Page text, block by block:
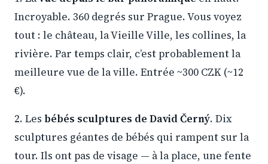
Incroyable. 360 degrés sur Prague. Vous voyez
tout : le château, la Vieille Ville, les collines, la
rivière. Par temps clair, c’est probablement la
meilleure vue de la ville. Entrée ~300 CZK (~12
€).
2. Les bébés sculptures de David Černý. Dix
sculptures géantes de bébés qui rampent sur la
tour. Ils ont pas de visage — à la place, une fente